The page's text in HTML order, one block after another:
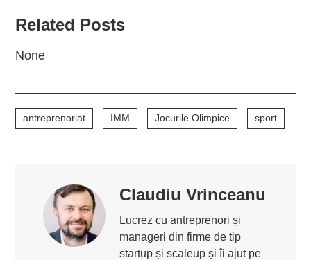
Related Posts
None
antreprenoriat IMM Jocurile Olimpice sport
Claudiu Vrinceanu
Lucrez cu antreprenori și
manageri din firme de tip
startup și scaleup și îi ajut pe